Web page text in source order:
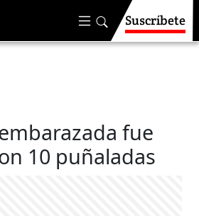
Suscríbete
fue
10 puñaladas